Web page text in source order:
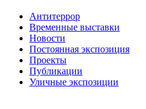
Антитеррор
Временные выставки
Новости
Постоянная экспозиция
Проекты
Публикации
Уличные экспозиции